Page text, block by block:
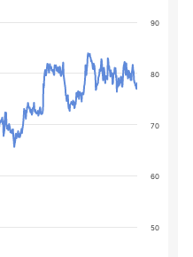
50
60
70
80
90